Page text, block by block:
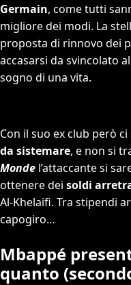
Germain, come tutti
migliore dei modi. La
proposta di rinnovo dei
accasarsi da svincolato al
sogno di una vita.
Con il suo ex club però
da sistemare, e non si
Monde l’attaccante si
ottenere dei soldi
Al-Khelaifi. Tra stipendi
capogiro…
Mbappé
quanto